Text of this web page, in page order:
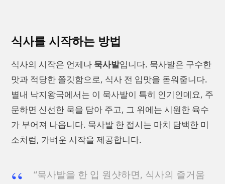
식사를 시작하는 방법
식사의 시작은 언제나 묵사발입니다. 묵사발은 구수한
맛과 적당한 쫄깃함으로, 식사 전 입맛을 돋워줍니다.
별내 낙지왕국에서는 이 묵사발이 특히 인기인데요, 주
문하면 신선한 묵을 담아 주고, 그 위에는 시원한 육수
가 부어져 나옵니다. 묵사발 한 접시는 마치 담백한 미
소처럼, 가벼운 시작을 제공합니다.
“묵사발을 한 입 원샷하면, 식사의 즐거움